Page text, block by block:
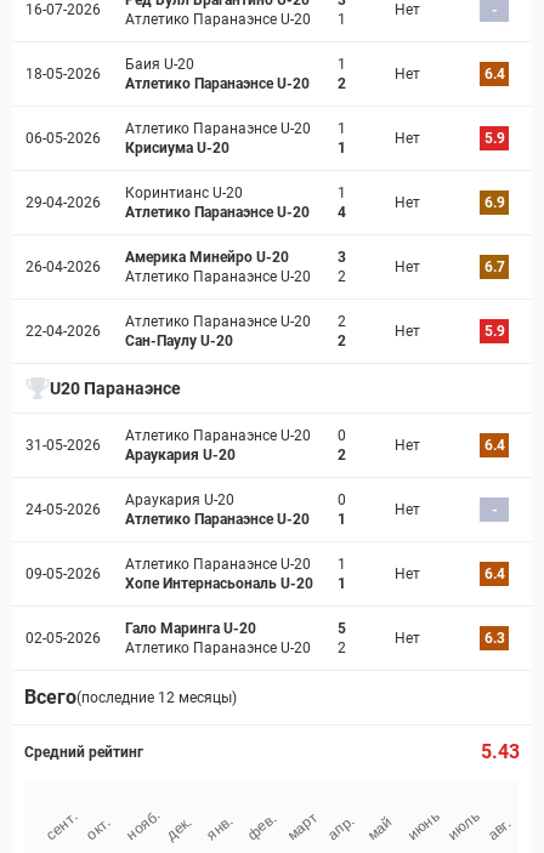
16-07-2026
Атлетико Паранаэнсе U-20
1
Нет -
18-05-2026
Баия U-20
Атлетико Паранаэнсе U-20
1
2
Нет 6.4
06-05-2026
Атлетико Паранаэнсе U-20
Крисиума U-20
1
1
Нет 5.9
29-04-2026
Коринтианс U-20
Атлетико Паранаэнсе U-20
1
4
Нет 6.9
26-04-2026
Америка Минейро U-20
Атлетико Паранаэнсе U-20
3
2
Нет 6.7
22-04-2026
Атлетико Паранаэнсе U-20
Сан-Паулу U-20
2
2
Нет 5.9
U20 Паранаэнсе
31-05-2026
Атлетико Паранаэнсе U-20
Араукария U-20
0
2
Нет 6.4
24-05-2026
Араукария U-20
Атлетико Паранаэнсе U-20
0
1
Нет -
09-05-2026
Атлетико Паранаэнсе U-20
Хопе Интернасьональ U-20
1
1
Нет 6.4
02-05-2026
Гало Маринга U-20
Атлетико Паранаэнсе U-20
5
2
Нет 6.3
Всего(последние 12 месяцы)
Средний рейтинг 5.43